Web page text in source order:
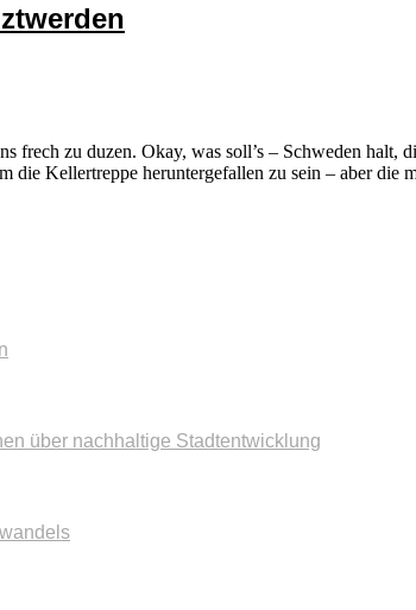
zu duzen. Okay, was soll’s – Schweden halt,
Kellertreppe heruntergefallen zu sein – aber die
über nachhaltige Stadtentwicklung